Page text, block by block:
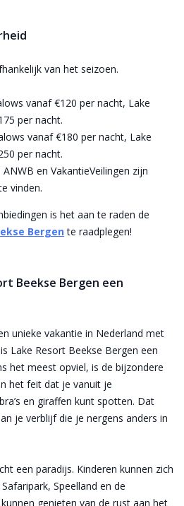
van het seizoen.
vanaf €120 per nacht, Lake
per nacht.
vanaf €180 per nacht, Lake
per nacht.
ANWB en VakantieVeilingen zijn
vinden.
is het aan te raden de
Bergen te raadplegen!
Beekse Bergen een
unieke vakantie in Nederland met
Lake Resort Beekse Bergen een
het meest opviel, is de bijzondere
het feit dat je vanuit je
en giraffen kunt spotten. Dat
je verblijf die je nergens anders in
een paradijs. Kinderen kunnen zich
Speelland en de
genieten van de rust aan het